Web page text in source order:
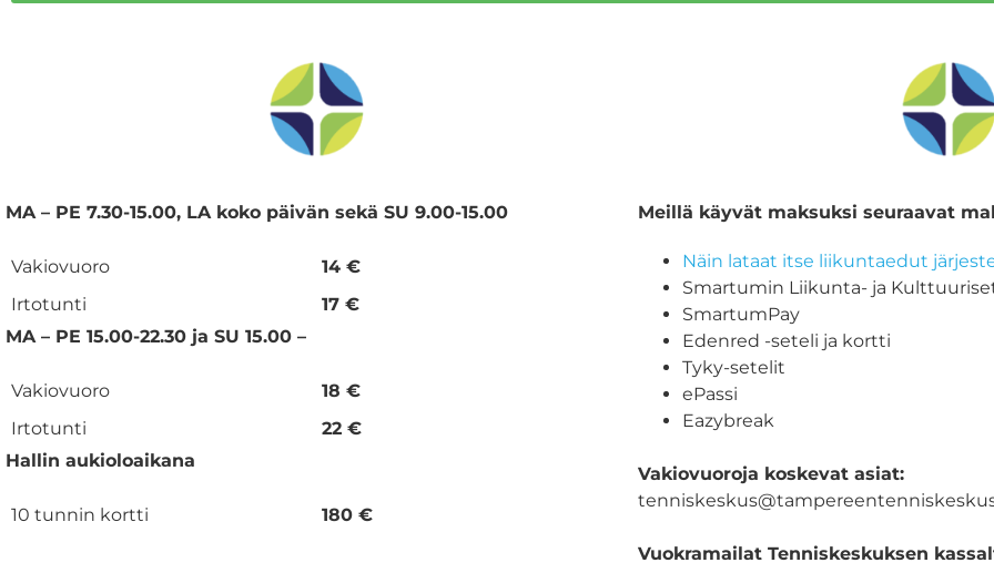
MA – PE 7.30-15.00, LA koko päivän sekä SU 9.00-15.00
Vakiovuoro
14 €
Irtotunti
17 €
MA – PE 15.00-22.30 ja SU 15.00 –
Vakiovuoro
18 €
Irtotunti
22 €
Hallin aukioloaikana
10 tunnin kortti 180 €
Meillä käyvät maksuksi seuraavat
Näin lataat itse liikuntaedut
Smartumin Liikunta- ja
SmartumPay
Edenred -seteli ja kortti
Tyky-setelit
ePassi
Eazybreak
Vakiovuoroja koskevat asiat:
Vuokramailat Tenniskeskuksen